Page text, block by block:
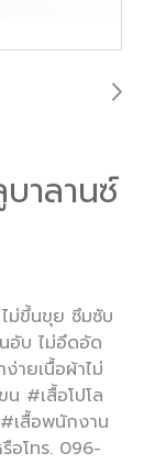
าลานซ์
ไม่ขึ้นขุย ซึมซับ
อับ ไม่อึดอัด
ายเนื้อผ้าไม่
#เสื้อโปโล
เสื้อพนักงาน
อโทร. 096-